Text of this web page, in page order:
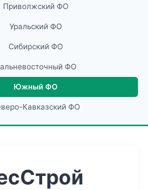
Приволжский ФО
Уральский ФО
Сибирский ФО
ФО
Южный ФО
Кавказский ФО